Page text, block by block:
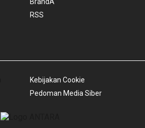
RSS
Kebijakan Cookie
Pedoman Media Siber